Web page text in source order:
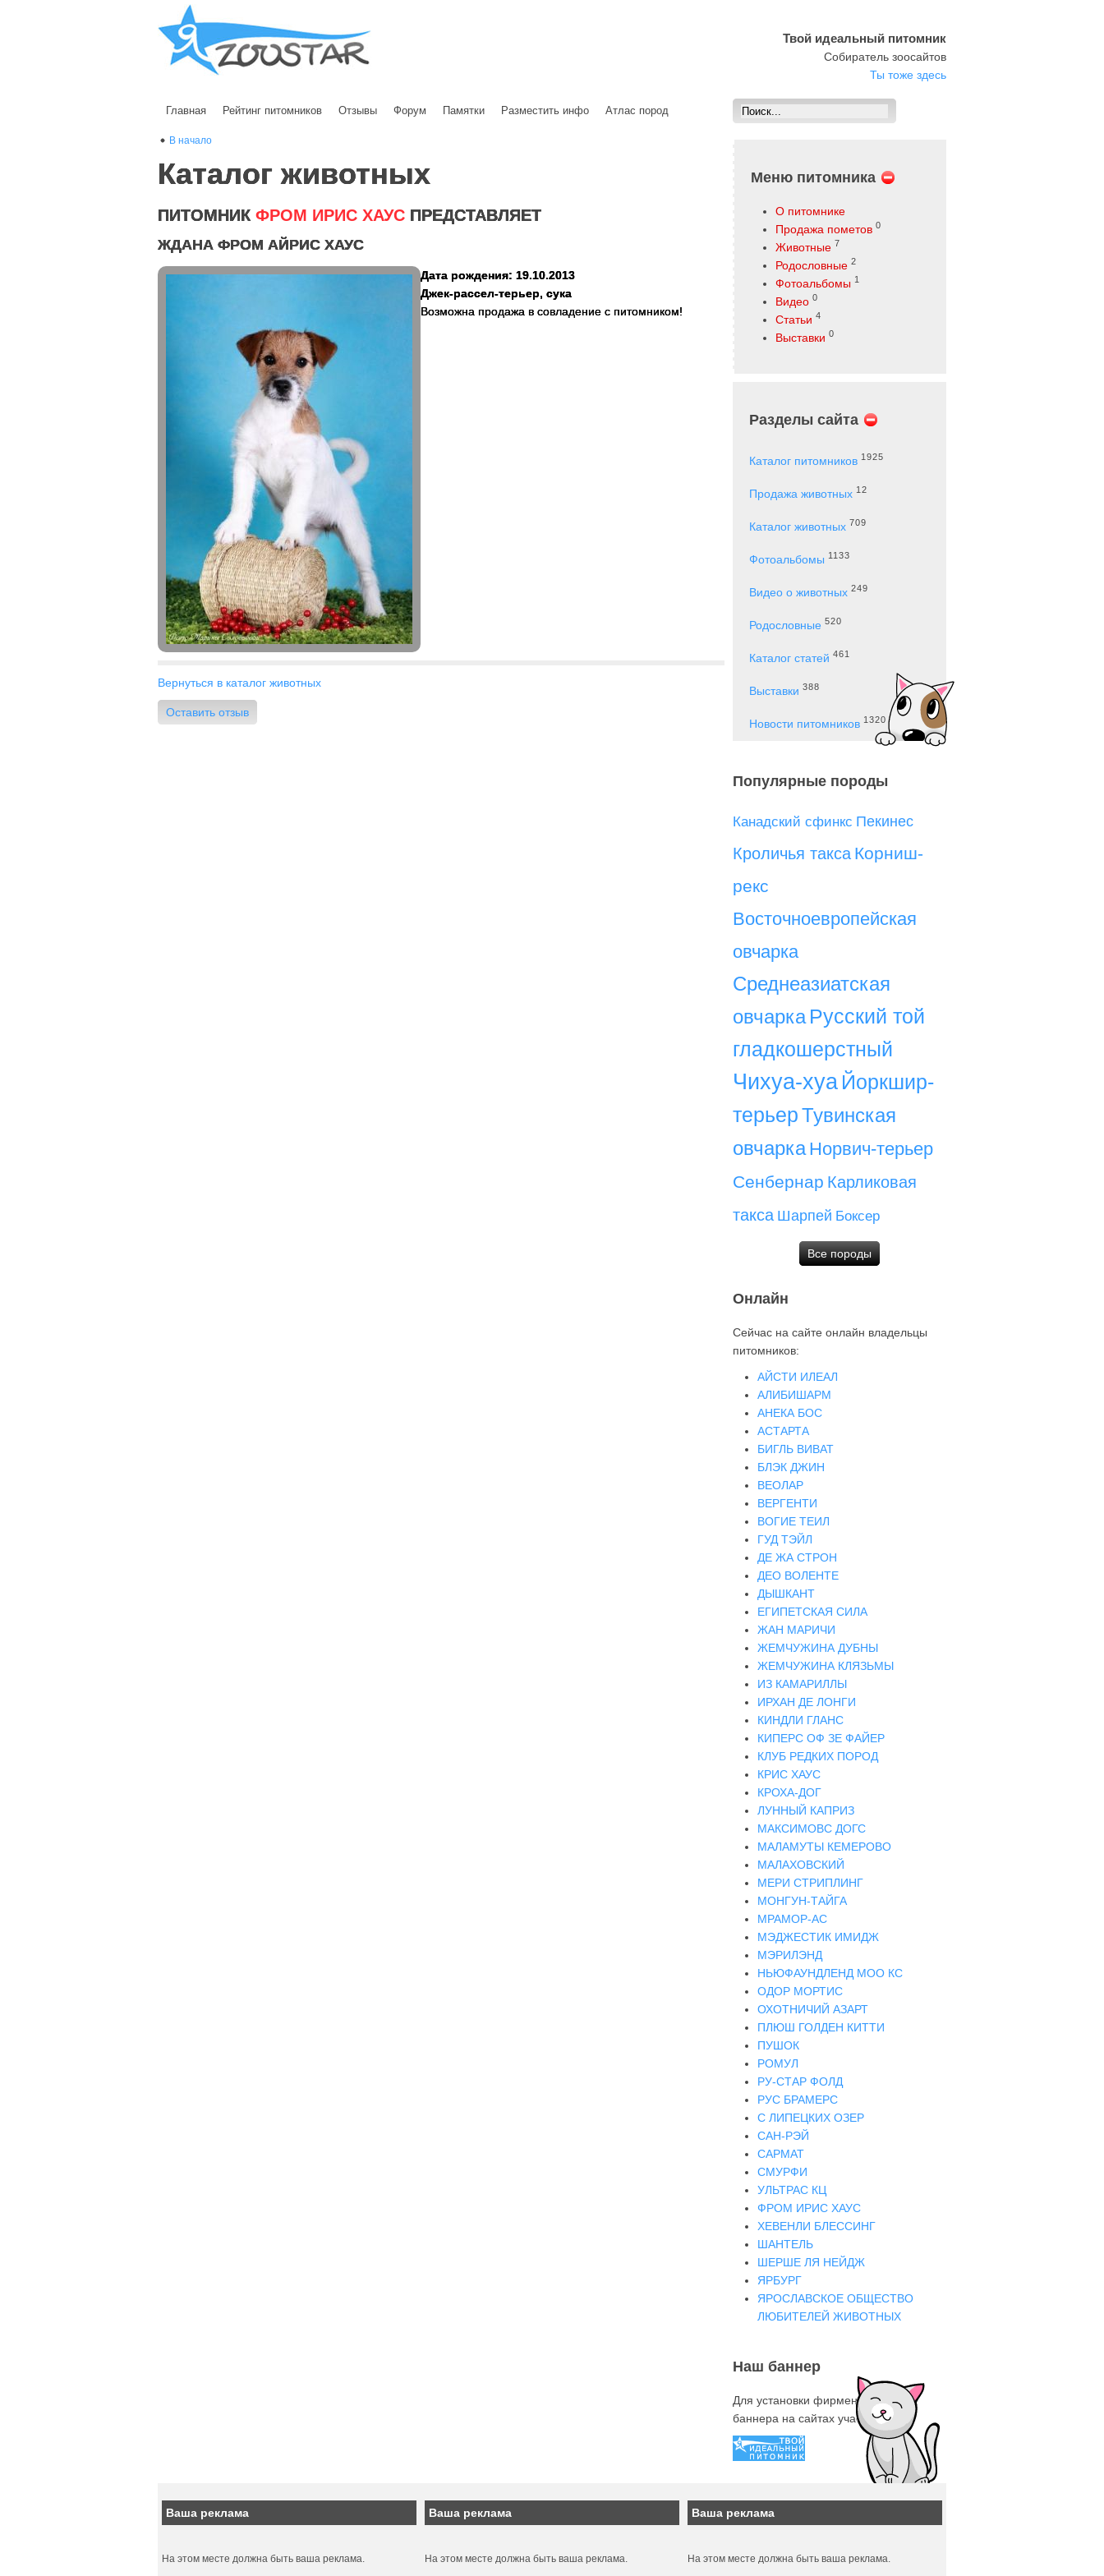
Твой идеальный питомник
Собиратель зоосайтов
Ты тоже здесь
Главная Рейтинг питомников Отзывы Форум Памятки Разместить инфо Атлас пород
В начало
Каталог животных
ПИТОМНИК ФРОМ ИРИС ХАУС ПРЕДСТАВЛЯЕТ
ЖДАНА ФРОМ АЙРИС ХАУС
Дата рождения: 19.10.2013
Джек-рассел-терьер, сука
Возможна продажа в совладение с питомником!
Вернуться в каталог животных
Оставить отзыв
Меню питомника
О питомнике
Продажа пометов 0
Животные 7
Родословные 2
Фотоальбомы 1
Видео 0
Статьи 4
Выставки 0
Разделы сайта
Каталог питомников 1925
Продажа животных 12
Каталог животных 709
Фотоальбомы 1133
Видео о животных 249
Родословные 520
Каталог статей 461
Выставки 388
Новости питомников 1320
Популярные породы
Канадский сфинкс Пекинес
Кроличья такса Корниш-
рекс
Восточноевропейская
овчарка
Среднеазиатская
овчарка Русский той
гладкошерстный
Чихуа-хуа Йоркшир-
терьерТувинская
овчарка Норвич-терьер
Сенбернар Карликовая
такса Шарпей Боксер
Все породы
Онлайн
Сейчас на сайте онлайн владельцы
питомников:
АЙСТИ ИЛЕАЛ
АЛИБИШАРМ
АНЕКА БОС
АСТАРТА
БИГЛЬ ВИВАТ
БЛЭК ДЖИН
ВЕОЛАР
ВЕРГЕНТИ
ВОГИЕ ТЕИЛ
ГУД ТЭЙЛ
ДЕ ЖА СТРОН
ДЕО ВОЛЕНТЕ
ДЫШКАНТ
ЕГИПЕТСКАЯ СИЛА
ЖАН МАРИЧИ
ЖЕМЧУЖИНА ДУБНЫ
ЖЕМЧУЖИНА КЛЯЗЬМЫ
ИЗ КАМАРИЛЛЫ
ИРХАН ДЕ ЛОНГИ
КИНДЛИ ГЛАНС
КИПЕРС ОФ ЗЕ ФАЙЕР
КЛУБ РЕДКИХ ПОРОД
КРИС ХАУС
КРОХА-ДОГ
ЛУННЫЙ КАПРИЗ
МАКСИМОВС ДОГС
МАЛАМУТЫ КЕМЕРОВО
МАЛАХОВСКИЙ
МЕРИ СТРИПЛИНГ
МОНГУН-ТАЙГА
МРАМОР-АС
МЭДЖЕСТИК ИМИДЖ
МЭРИЛЭНД
НЬЮФАУНДЛЕНД МОО КС
ОДОР МОРТИС
ОХОТНИЧИЙ АЗАРТ
ПЛЮШ ГОЛДЕН КИТТИ
ПУШОК
РОМУЛ
РУ-СТАР ФОЛД
РУС БРАМЕРС
С ЛИПЕЦКИХ ОЗЕР
САН-РЭЙ
САРМАТ
СМУРФИ
УЛЬТРАС КЦ
ФРОМ ИРИС ХАУС
ХЕВЕНЛИ БЛЕССИНГ
ШАНТЕЛЬ
ШЕРШЕ ЛЯ НЕЙДЖ
ЯРБУРГ
ЯРОСЛАВСКОЕ ОБЩЕСТВО
ЛЮБИТЕЛЕЙ ЖИВОТНЫХ
Наш баннер
Для установки фирменного знака-
баннера на сайтах участниках
Ваша реклама
На этом месте должна быть ваша реклама.
Ваша реклама
На этом месте должна быть ваша реклама.
Ваша реклама
На этом месте должна быть ваша реклама.